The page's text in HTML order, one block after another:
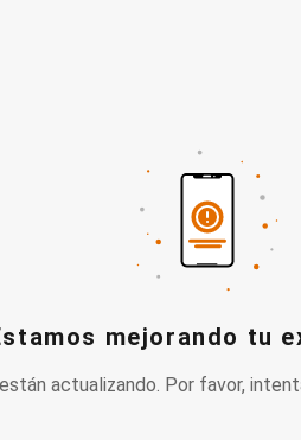
mejorando tu
actualizando. Por favor,